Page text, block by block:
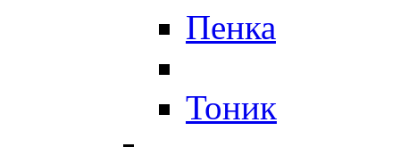
Пенка
Тоник